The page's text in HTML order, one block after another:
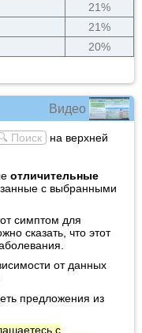
21%
21%
20%
Видео
Поиск
на верхней
отличительные
с выбранными
симптом для
сказать, что этот
от данных
предложения из
с